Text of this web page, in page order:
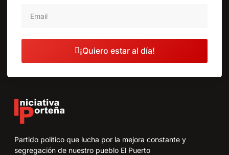
¡Quiero estar al día!
Partido político que lucha por la mejora constante y
segregación de nuestro pueblo El Puerto